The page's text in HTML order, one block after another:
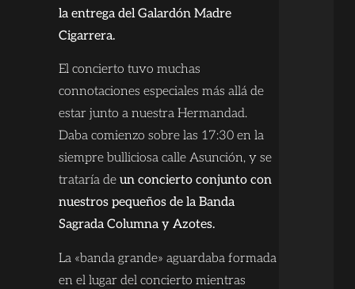
la entrega del Galardón Madre
Cigarrera.
El concierto tuvo muchas
connotaciones especiales más allá de
estar junto a nuestra Hermandad.
Daba comienzo sobre las 17:30 en la
siempre bulliciosa calle Asunción, y se
trataría deun concierto conjunto con
nuestros pequeños de la Banda
Sagrada Columna y Azotes.
La «banda grande» aguardaba formada
en el lugar del concierto mientras